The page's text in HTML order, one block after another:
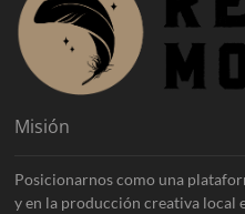
Misión
Posicionarnos como una
y en la producción creativa local